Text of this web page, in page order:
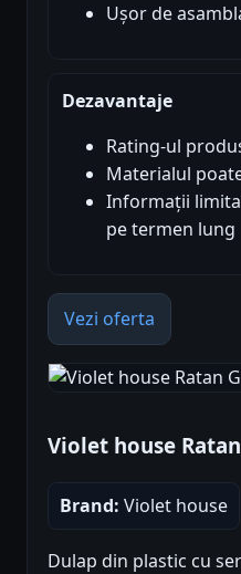
Ușor de
Dezavantaje
Rating-ul
Materialul
Informații
pe termen lung
Vezi oferta
Violet house
Brand: Violet house
Dulap din plastic cu